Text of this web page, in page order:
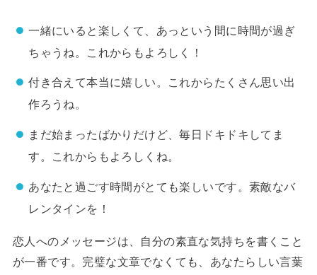
一緒にいると楽しくて、あっという間に時間が過ぎ
ちゃうね。これからもよろしく！
付き合えて本当に嬉しい。これからたくさん思い出
作ろうね。
まだ始まったばかりだけど、毎日ドキドキしてま
す。これからもよろしくね。
あなたと過ごす時間がとても楽しいです。素敵なバ
レンタインを！
恋人へのメッセージは、自分の素直な気持ちを書くこと
が一番です。完璧な文章でなくても、あなたらしい言葉